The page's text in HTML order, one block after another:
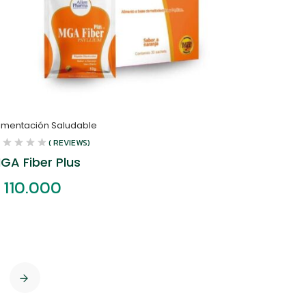
Saludable
( REVIEWS)
Fiber Plus
110.000